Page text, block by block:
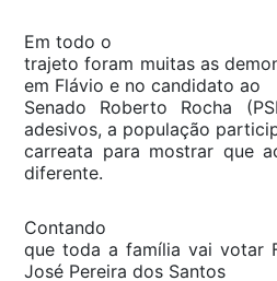
Em todo o
trajeto foram muitas as
em Flávio e no candidato ao
Senado Roberto Rocha
adesivos, a população
carreata para mostrar que
diferente.
Contando
que toda a família vai votar
José Pereira dos Santos